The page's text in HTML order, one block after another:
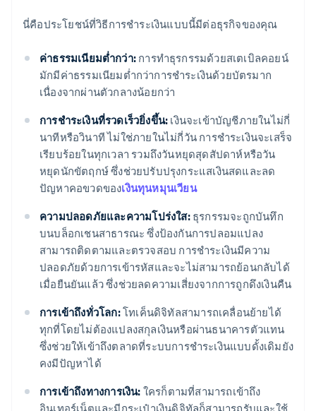
นี่คือประโยชน์ที่วิธีการชำระเงินแบบนี้มีต่อธุรกิจของคุณ
ค่าธรรมเนียมต่ำกว่า: การทำธุรกรรมด้วยสเตเบิลคอยน์
มักมีค่าธรรมเนียมต่ำกว่าการชำระเงินด้วยบัตรมาก
เนื่องจากผ่านตัวกลางน้อยกว่า
การชำระเงินที่รวดเร็วยิ่งขึ้น: เงินจะเข้าบัญชีภายในไม่กี่
นาทีหรือวินาที ไม่ใช่ภายในไม่กี่วัน การชำระเงินจะเสร็จ
เรียบร้อยในทุกเวลา รวมถึงวันหยุดสุดสัปดาห์หรือวัน
หยุดนักขัตฤกษ์ ซึ่งช่วยปรับปรุงกระแสเงินสดและลด
ปัญหาคอขวดของเงินทุนหมุนเวียน
ความปลอดภัยและความโปร่งใส:ธุรกรรมจะถูกบันทึก
บนบล็อกเชนสาธารณะ ซึ่งป้องกันการปลอมแปลง
สามารถติดตามและตรวจสอบ การชำระเงินมีความ
ปลอดภัยด้วยการเข้ารหัสและจะไม่สามารถย้อนกลับได้
เมื่อยืนยันแล้ว ซึ่งช่วยลดความเสี่ยงจากการถูกดึงเงินคืน
การเข้าถึงทั่วโลก:โทเค็นดิจิทัลสามารถเคลื่อนย้ายได้
ทุกที่โดยไม่ต้องแปลงสกุลเงินหรือผ่านธนาคารตัวแทน
ซึ่งช่วยให้เข้าถึงตลาดที่ระบบการชำระเงินแบบดั้งเดิมยัง
คงมีปัญหาได้
การเข้าถึงทางการเงิน: ใครก็ตามที่สามารถเข้าถึง